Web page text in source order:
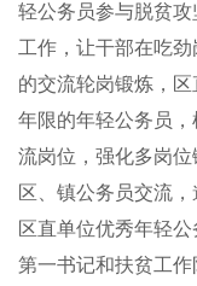
轻公务员参与脱贫
工作，让干部在吃
的交流轮岗锻炼，
年限的年轻公务员
流岗位，强化多岗
区、镇公务员交流
区直单位优秀年轻
第一书记和扶贫工